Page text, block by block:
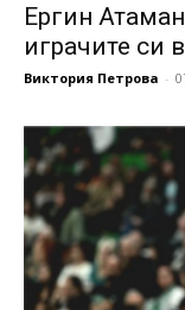
Ергин
играчите си
Виктория Петрова -